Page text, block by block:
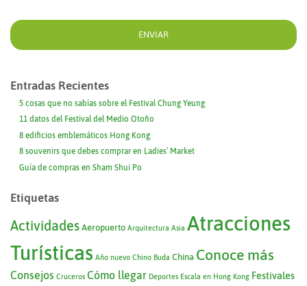
Entradas Recientes
5 cosas que no sabías sobre el Festival Chung Yeung
11 datos del Festival del Medio Otoño
8 edificios emblemáticos Hong Kong
8 souvenirs que debes comprar en Ladies’ Market
Guía de compras en Sham Shui Po
Etiquetas
Actividades Aeropuerto Arquitectura Asia Atracciones
Turísticas Año nuevo Chino Buda China Conoce más
Consejos Cruceros Cómo llegar Deportes Escala en Hong Kong Festivales